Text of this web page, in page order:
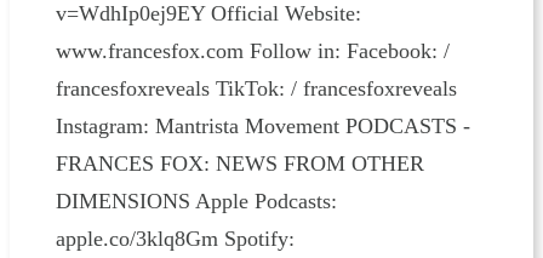
v=WdhIp0ej9EY Official Website:
www.francesfox.com Follow in: Facebook: /
francesfoxreveals TikTok: / francesfoxreveals
Instagram: Mantrista Movement PODCASTS -
FRANCES FOX: NEWS FROM OTHER
DIMENSIONS Apple Podcasts:
apple.co/3klq8Gm Spotify: